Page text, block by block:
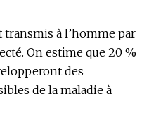
à l’homme par
On estime que 20 %
des
de la maladie à